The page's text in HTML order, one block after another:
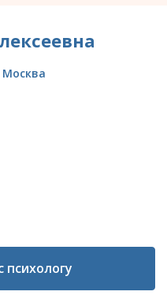
Москва
психологу